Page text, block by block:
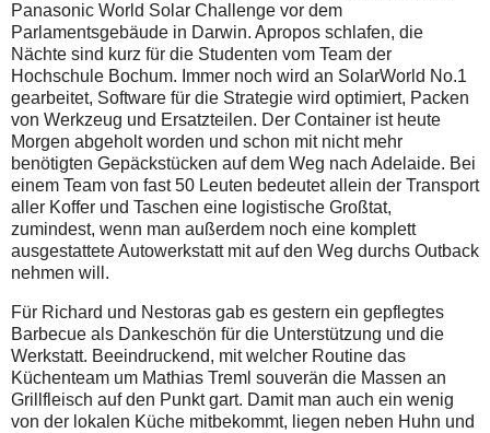
Panasonic World Solar Challenge vor dem
Parlamentsgebäude in Darwin. Apropos schlafen, die
Nächte sind kurz für die Studenten vom Team der
Hochschule Bochum. Immer noch wird an SolarWorld No.1
gearbeitet, Software für die Strategie wird optimiert, Packen
von Werkzeug und Ersatzteilen. Der Container ist heute
Morgen abgeholt worden und schon mit nicht mehr
benötigten Gepäckstücken auf dem Weg nach Adelaide. Bei
einem Team von fast 50 Leuten bedeutet allein der Transport
aller Koffer und Taschen eine logistische Großtat,
zumindest, wenn man außerdem noch eine komplett
ausgestattete Autowerkstatt mit auf den Weg durchs Outback
nehmen will.
Für Richard und Nestoras gab es gestern ein gepflegtes
Barbecue als Dankeschön für die Unterstützung und die
Werkstatt. Beeindruckend, mit welcher Routine das
Küchenteam um Mathias Treml souverän die Massen an
Grillfleisch auf den Punkt gart. Damit man auch ein wenig
von der lokalen Küche mitbekommt, liegen neben Huhn und